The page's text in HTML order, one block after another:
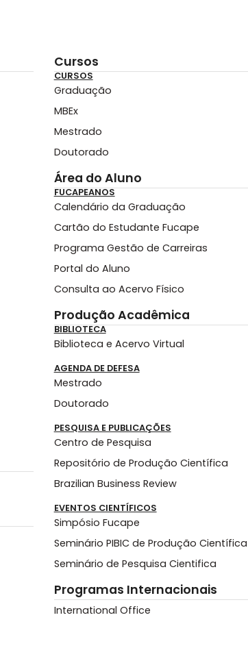
Cursos
CURSOS
Graduação
MBEx
Mestrado
Doutorado
Área do Aluno
FUCAPEANOS
Calendário da Graduação
Cartão do Estudante Fucape
Programa Gestão de Carreiras
Portal do Aluno
Consulta ao Acervo Físico
Produção Acadêmica
BIBLIOTECA
Biblioteca e Acervo Virtual
AGENDA DE DEFESA
Mestrado
Doutorado
PESQUISA E PUBLICAÇÕES
Centro de Pesquisa
Repositório de Produção Científica
Brazilian Business Review
EVENTOS CIENTÍFICOS
Simpósio Fucape
Seminário PIBIC de Produção Científica
Seminário de Pesquisa Cientifica
Programas Internacionais
International Office